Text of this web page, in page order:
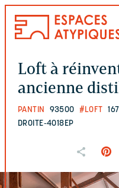
Loft à
ancienne
PANTIN 93500 #LOFT
DROITE-4018EP